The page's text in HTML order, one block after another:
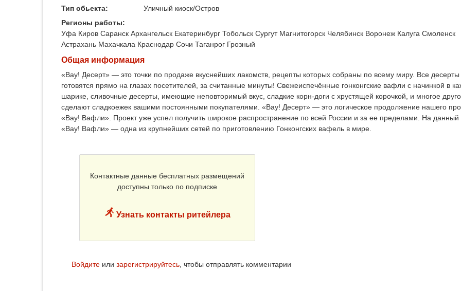
Тип обьекта:
Уличный киоск/Остров
Регионы работы:
Уфа Киров Саранск Архангельск Екатеринбург Тобольск Сургут Магнитогорск Челябинск Воронеж Калуга Смоленск
Астрахань Махачкала Краснодар Сочи Таганрог Грозный
Общая информация
«Вау! Десерт» — это точки по продаже вкуснейших лакомств, рецепты которых собраны по всему миру. Все десерты
готовятся прямо на глазах посетителей, за считанные минуты! Свежеиспечённые гонконгские вафли с начинкой в
шарике, сливочные десерты, имеющие неповторимый вкус, сладкие корн-доги с хрустящей корочкой, и многое
сделают сладкоежек вашими постоянными покупателями. «Вау! Десерт» — это логическое продолжение нашего
«Вау! Вафли». Проект уже успел получить широкое распространение по всей России и за ее пределами. На
«Вау! Вафли» — одна из крупнейших сетей по приготовлению Гонконгских вафель в мире.
Контактные данные бесплатных размещений
доступны только по подписке
Узнать контакты ритейлера
Войдите или зарегистрируйтесь, чтобы отправлять комментарии